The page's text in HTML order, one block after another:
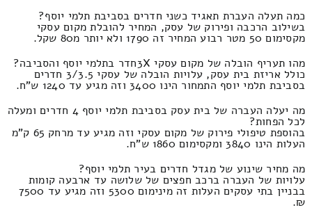
כמה תעלה העברת תאגיד כשני חדרים בסביבת תלמי יוסף?
בשילוב הרכבה ופירוק של עסק, המחיר להובלת מקום עסקי
מקסימום 50 מטר רבוע המחיר זה 1790 ולא יותר מ80 שקל.
מהו תעריף הובלה של מקום עסקי 3Xחדר בתלמי יוסף והסביבה?
כולל אריזת בית עסק, עלויות הובלה של עסקי 3/3.5 חדרים
בסביבת תלמי יוסף התמחור הינו 3400 וזה מגיע עד 1240 ש"ח.
מה יעלה העברה של בית עסק בסביבת תלמי יוסף 4 חדרים ומעלה
לכל הפחות?
בהוספת טיפולי פירוק של מקום עסקי וזה מגיע עד מרחק 65 ק"מ
העלות הינו 3840 ומקסימום 1860 ש"ח.
מה מחיר שינוע של מגדל חדרים בעיר תלמי יוסף?
עלויות של העברה ברכב חפצים של שלושה עד ארבעה קומות
בבניין בתי עסקים העלות זה מינימום 5300 וזה מגיע עד 7500
₪.